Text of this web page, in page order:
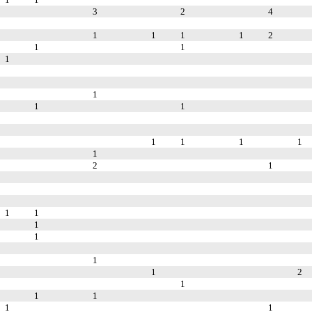
3 2
4
1 1 1 1
2
1
1
1
1
1
1
1 1 1
1
1
2
1
1
1
1
1
1
1
2
1
1
1
1
1